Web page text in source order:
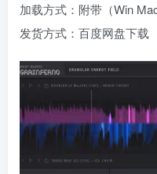
加载方式：附带（Win
发货方式：百度网盘下载